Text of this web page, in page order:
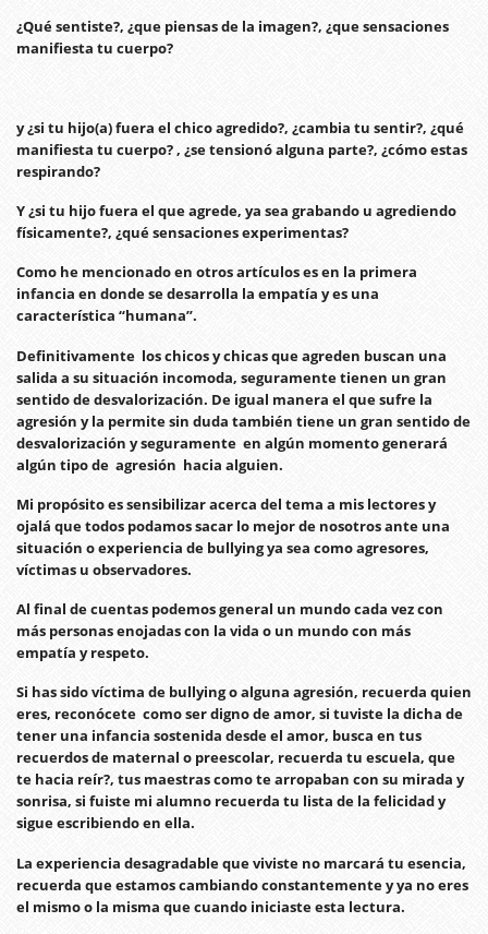
¿Qué sentiste?, ¿que piensas de la imagen?, ¿que sensaciones
manifiesta tu cuerpo?
y ¿si tu hijo(a) fuera el chico agredido?, ¿cambia tu sentir?, ¿qué
manifiesta tu cuerpo? , ¿se tensionó alguna parte?, ¿cómo estas
respirando?
Y ¿si tu hijo fuera el que agrede, ya sea grabando u agrediendo
físicamente?, ¿qué sensaciones experimentas?
Como he mencionado en otros artículos es en la primera
infancia en donde se desarrolla la empatía y es una
característica “humana”.
Definitivamente los chicos y chicas que agreden buscan una
salida a su situación incomoda, seguramente tienen un gran
sentido de desvalorización. De igual manera el que sufre la
agresión y la permite sin duda también tiene un gran sentido de
desvalorización y seguramente en algún momento generará
algún tipo de agresión hacia alguien.
Mi propósito es sensibilizar acerca del tema a mis lectores y
ojalá que todos podamos sacar lo mejor de nosotros ante una
situación o experiencia de bullying ya sea como agresores,
víctimas u observadores.
Al final de cuentas podemos general un mundo cada vez con
más personas enojadas con la vida o un mundo con más
empatía y respeto.
Si has sido víctima de bullying o alguna agresión, recuerda quien
eres, reconócete como ser digno de amor, si tuviste la dicha de
tener una infancia sostenida desde el amor, busca en tus
recuerdos de maternal o preescolar, recuerda tu escuela, que
te hacia reír?, tus maestras como te arropaban con su mirada y
sonrisa, si fuiste mi alumno recuerda tu lista de la felicidad y
sigue escribiendo en ella.
La experiencia desagradable que viviste no marcará tu esencia,
recuerda que estamos cambiando constantemente y ya no eres
el mismo o la misma que cuando iniciaste esta lectura.